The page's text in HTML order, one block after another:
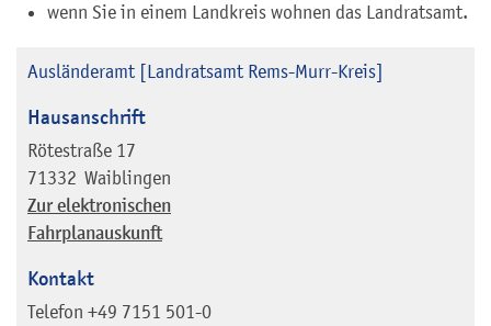
wenn Sie in einem Landkreis wohnen das Landratsamt.
Ausländeramt [Landratsamt Rems-Murr-Kreis]
Hausanschrift
Rötestraße 17
71332 Waiblingen
Zur elektronischen
Fahrplanauskunft
Kontakt
Telefon +49 7151 501-0